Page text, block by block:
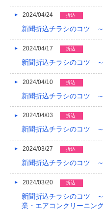
2024/04/24 折込
新聞折込チラシのコツ
2024/04/17 折込
新聞折込チラシのコツ
2024/04/10 折込
新聞折込チラシのコツ
2024/04/03 折込
新聞折込チラシのコツ
2024/03/27 折込
新聞折込チラシのコツ
2024/03/20 折込
新聞折込チラシのコツ
業・エアコンクリーニン